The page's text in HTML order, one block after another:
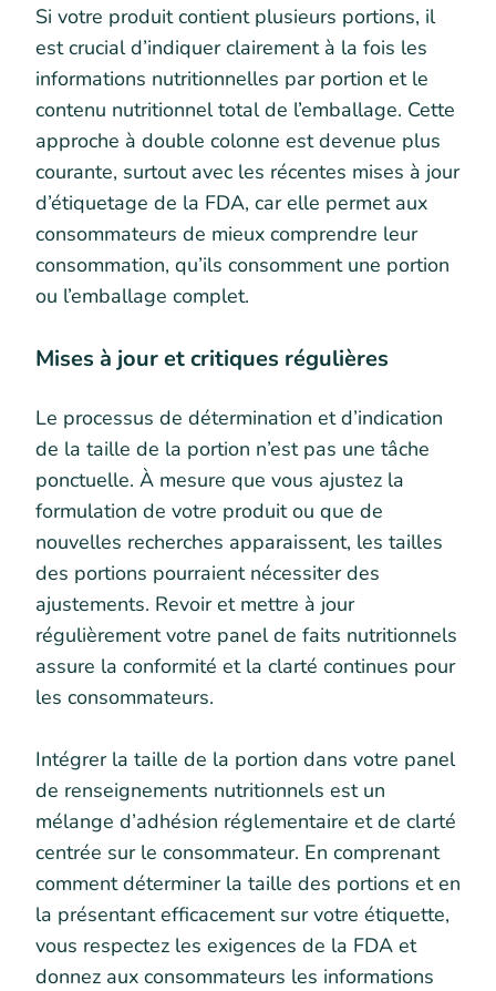
Si votre produit contient plusieurs portions, il
est crucial d’indiquer clairement à la fois les
informations nutritionnelles par portion et le
contenu nutritionnel total de l’emballage. Cette
approche à double colonne est devenue plus
courante, surtout avec les récentes mises à jour
d’étiquetage de la FDA, car elle permet aux
consommateurs de mieux comprendre leur
consommation, qu’ils consomment une portion
ou l’emballage complet.
Mises à jour et critiques régulières
Le processus de détermination et d’indication
de la taille de la portion n’est pas une tâche
ponctuelle. À mesure que vous ajustez la
formulation de votre produit ou que de
nouvelles recherches apparaissent, les tailles
des portions pourraient nécessiter des
ajustements. Revoir et mettre à jour
régulièrement votre panel de faits nutritionnels
assure la conformité et la clarté continues pour
les consommateurs.
Intégrer la taille de la portion dans votre panel
de renseignements nutritionnels est un
mélange d’adhésion réglementaire et de clarté
centrée sur le consommateur. En comprenant
comment déterminer la taille des portions et en
la présentant efficacement sur votre étiquette,
vous respectez les exigences de la FDA et
donnez aux consommateurs les informations